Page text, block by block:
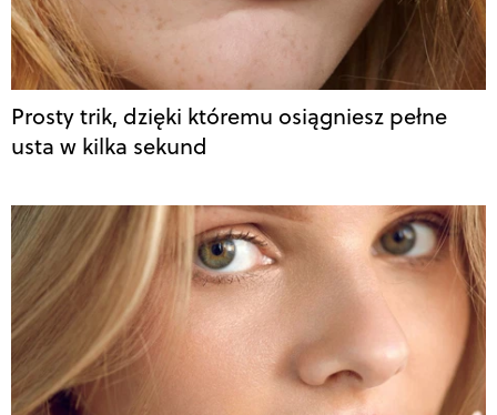
Prosty trik, dzięki któremu osiągniesz pełne
usta w kilka sekund